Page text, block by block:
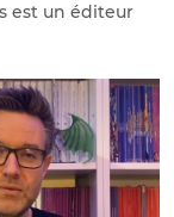
est un éditeur